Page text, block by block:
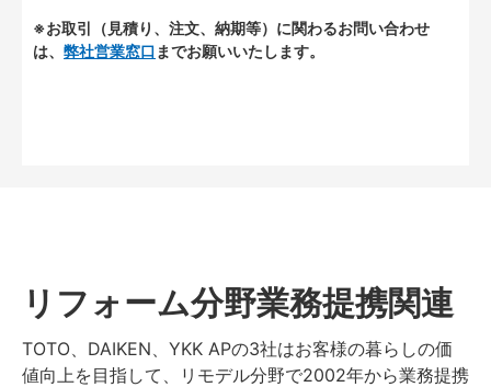
※お取引（見積り、注文、納期等）に関わるお問い合わせ
は、 弊社営業窓口 までお願いいたします。
リフォーム分野業務提携関連
TOTO、DAIKEN、YKK APの3社はお客様の暮らしの価
値向上を目指して、リモデル分野で2002年から業務提携